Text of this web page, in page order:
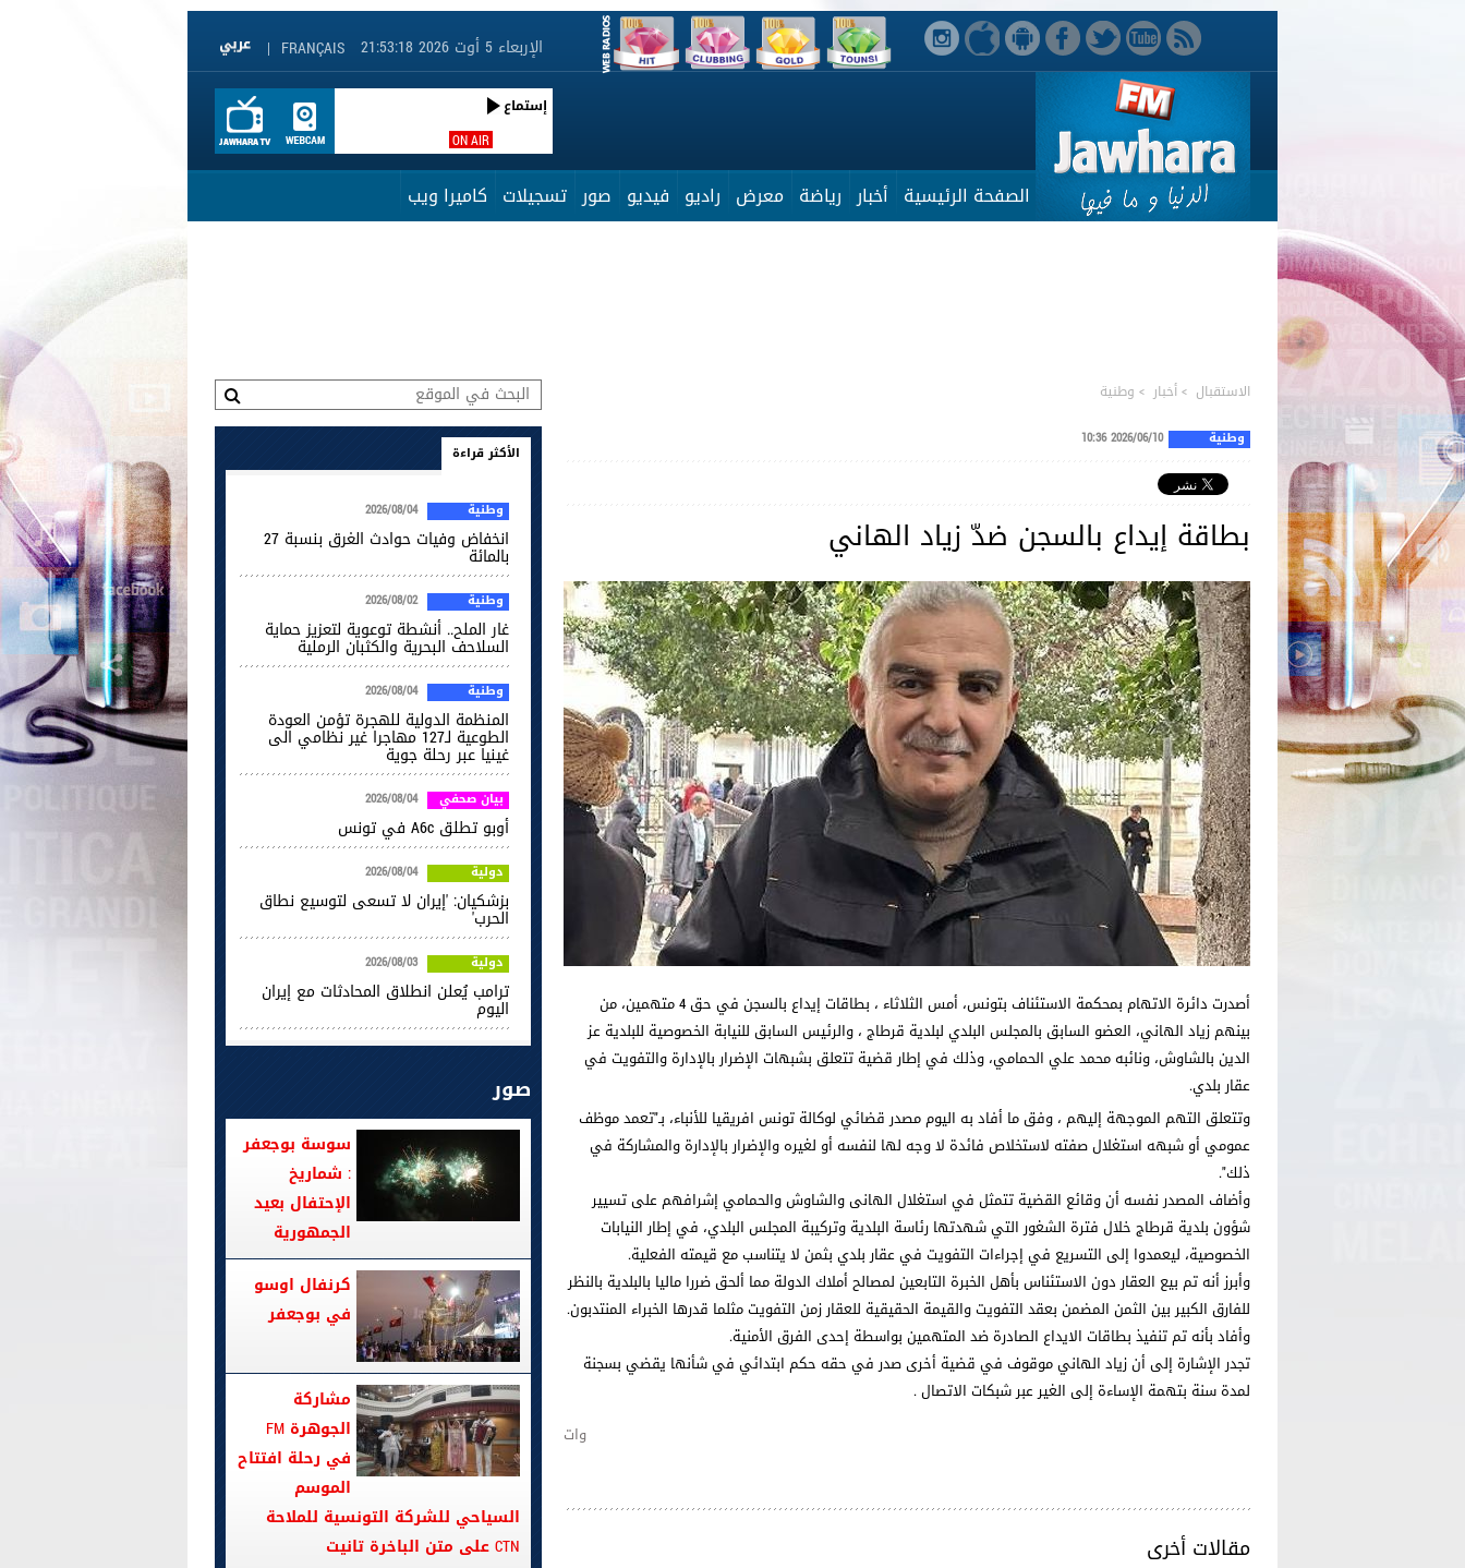
FRANÇAIS
| الإربعاء 5 أوت 2026 21:53:18
ON AIR
إستماع
الصفحة الرئيسية أخبار رياضة معرض راديو فيديو صور تسجيلات كاميرا ويب
الاستقبال >أخبار > وطنية
وطنية 2026/06/10 10:36
بطاقة إيداع بالسجن ضدّ زياد الهاني
أصدرت دائرة الاتهام بمحكمة الاستئناف بتونس، أمس الثلاثاء ، بطاقات إيداع بالسجن في حق 4 متهمين، من
بينهم زياد الهاني، العضو السابق بالمجلس البلدي لبلدية قرطاج ، والرئيس السابق للنيابة الخصوصية للبلدية عز
الدين بالشاوش، ونائبه محمد علي الحمامي، وذلك في إطار قضية تتعلق بشبهات الإضرار بالإدارة والتفويت في
عقار بلدي.
وتتعلق التهم الموجهة إليهم ، وفق ما أفاد به اليوم مصدر قضائي لوكالة تونس افريقيا للأنباء، بـ"تعمد موظف
عمومي أو شبهه استغلال صفته لاستخلاص فائدة لا وجه لها لنفسه أو لغيره والإضرار بالإدارة والمشاركة في
ذلك".
وأضاف المصدر نفسه أن وقائع القضية تتمثل في استغلال الهانى والشاوش والحمامي إشرافهم على تسيير
شؤون بلدية قرطاج خلال فترة الشغور التي شهدتها رئاسة البلدية وتركيبة المجلس البلدي، في إطار النيابات
الخصوصية، ليعمدوا إلى التسريع في إجراءات التفويت في عقار بلدي بثمن لا يتناسب مع قيمته الفعلية.
وأبرز أنه تم بيع العقار دون الاستئناس بأهل الخبرة التابعين لمصالح أملاك الدولة مما ألحق ضررا ماليا بالبلدية بالنظر
للفارق الكبير بين الثمن المضمن بعقد التفويت والقيمة الحقيقية للعقار زمن التفويت مثلما قدرها الخبراء المنتدبون.
وأفاد بأنه تم تنفيذ بطاقات الايداع الصادرة ضد المتهمين بواسطة إحدى الفرق الأمنية.
تجدر الإشارة إلى أن زياد الهاني موقوف في قضية أخرى صدر في حقه حكم ابتدائي في شأنها يقضي بسجنة
لمدة سنة بتهمة الإساءة إلى الغير عبر شبكات الاتصال .
وات
مقالات أخرى
الأكثر قراءة
وطنية 2026/08/04
انخفاض وفيات حوادث الغرق بنسبة 27
بالمائة
وطنية 2026/08/02
غار الملح.. أنشطة توعوية لتعزيز حماية
السلاحف البحرية والكثبان الرملية
وطنية 2026/08/04
المنظمة الدولية للهجرة تؤمن العودة
الطوعية لـ127 مهاجرا غير نظامي الى
غينيا عبر رحلة جوية
بيان صحفي 2026/08/04
أوبو تطلق A6c في تونس
دولية 2026/08/04
بزشكيان: 'إيران لا تسعى لتوسيع نطاق
الحرب'
دولية 2026/08/03
ترامب يُعلن انطلاق المحادثات مع إيران
اليوم
صور
سوسة بوجعفر
: شماريخ
الإحتفال بعيد
الجمهورية
كرنفال اوسو
في بوجعفر
مشاركة
الجوهرة FM
في رحلة افتتاح
الموسم
السياحي للشركة التونسية للملاحة
CTN على متن الباخرة تانيت